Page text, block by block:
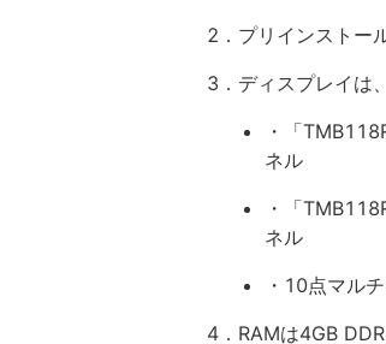
2．プリインストー
3．ディスプレイは、
・「
ネル
・「
ネル
・10点マル
4．RAMは4GB